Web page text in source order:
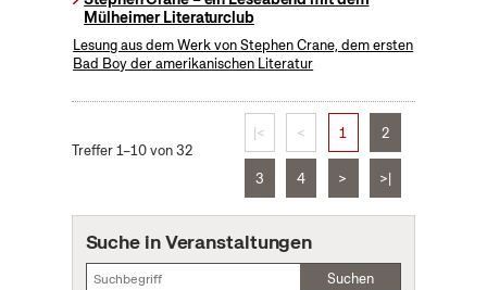
Mülheimer Literaturclub
Lesung aus dem Werk von Stephen Crane, dem ersten
Bad Boy der amerikanischen Literatur
Treffer 1–10 von 32
|< < 1 2
3 4 > >|
Suche in Veranstaltungen
Suchen